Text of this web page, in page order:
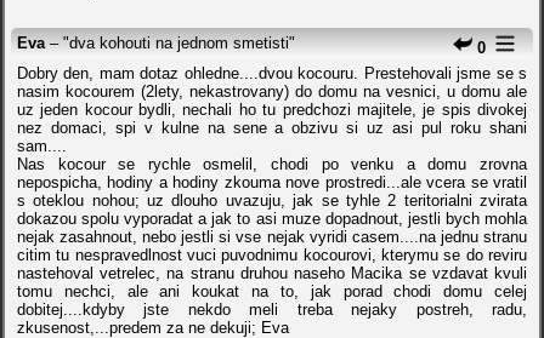
0
Eva– "dva kohouti na jednom smetisti"
Dobry den, mam dotaz ohledne....dvou kocouru. Prestehovali jsme se s
nasim kocourem (2lety, nekastrovany) do domu na vesnici, u domu ale
uz jeden kocour bydli, nechali ho tu predchozi majitele, je spis divokej
nez domaci, spi v kulne na sene a obzivu si uz asi pul roku shani
sam....
Nas kocour se rychle osmelil, chodi po venku a domu zrovna
nepospicha, hodiny a hodiny zkouma nove prostredi...ale vcera se vratil
s oteklou nohou; uz dlouho uvazuju, jak se tyhle 2 teritorialni zvirata
dokazou spolu vyporadat a jak to asi muze dopadnout, jestli bych mohla
nejak zasahnout, nebo jestli si vse nejak vyridi casem....na jednu stranu
citim tu nespravedlnost vuci puvodnimu kocourovi, kterymu se do reviru
nastehoval vetrelec, na stranu druhou naseho Macika se vzdavat kvuli
tomu nechci, ale ani koukat na to, jak porad chodi domu celej
dobitej....kdyby jste nekdo meli treba nejaky postreh, radu,
zkusenost,...predem za ne dekuji; Eva